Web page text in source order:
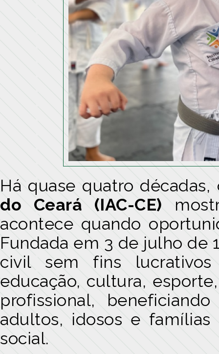
Há quase quatro
do Ceará (IAC-CE)
acontece quando
Fundada em 3 de julho de
civil sem fins lucrativos
educação, cultura,
profissional,
adultos, idosos e
social.